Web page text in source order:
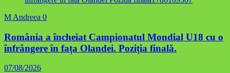
M Andreea 0
România a încheiat Campionatul Mondial U18 cu o
înfrângere în fața Olandei. Poziția finală.
07/08/2026